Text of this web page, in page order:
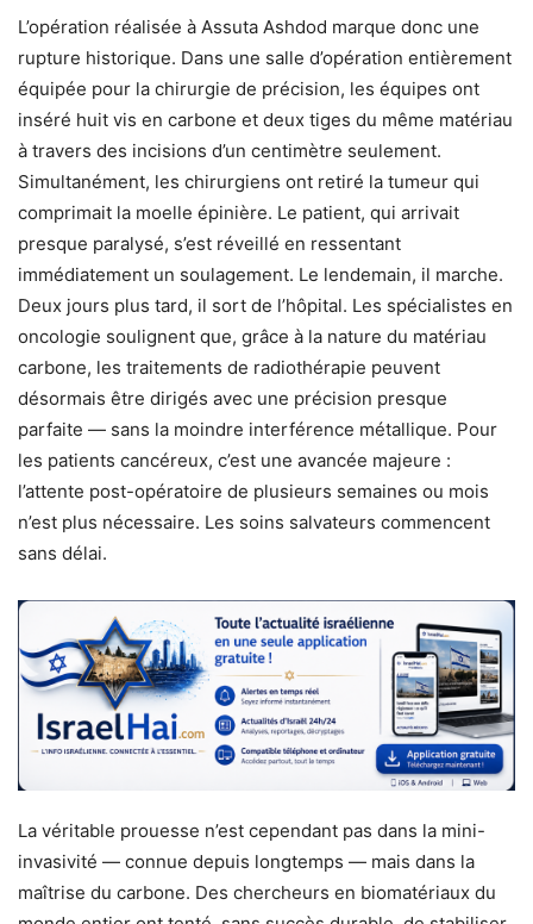
L’opération réalisée à Assuta Ashdod marque donc une
rupture historique. Dans une salle d’opération entièrement
équipée pour la chirurgie de précision, les équipes ont
inséré huit vis en carbone et deux tiges du même matériau
à travers des incisions d’un centimètre seulement.
Simultanément, les chirurgiens ont retiré la tumeur qui
comprimait la moelle épinière. Le patient, qui arrivait
presque paralysé, s’est réveillé en ressentant
immédiatement un soulagement. Le lendemain, il marche.
Deux jours plus tard, il sort de l’hôpital. Les spécialistes en
oncologie soulignent que, grâce à la nature du matériau
carbone, les traitements de radiothérapie peuvent
désormais être dirigés avec une précision presque
parfaite — sans la moindre interférence métallique. Pour
les patients cancéreux, c’est une avancée majeure :
l’attente post-opératoire de plusieurs semaines ou mois
n’est plus nécessaire. Les soins salvateurs commencent
sans délai.
La véritable prouesse n’est cependant pas dans la mini-
invasivité — connue depuis longtemps — mais dans la
maîtrise du carbone. Des chercheurs en biomatériaux du